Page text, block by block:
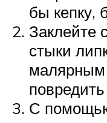
бы кепку,
Заклейте
стыки
малярным
С